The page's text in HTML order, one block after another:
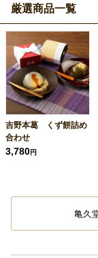
厳選商品一覧
吉野本葛 くず餅詰め
合わせ
3,780円
亀久